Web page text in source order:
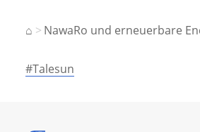
⌂ NawaRo und erneuerbare
#Talesun